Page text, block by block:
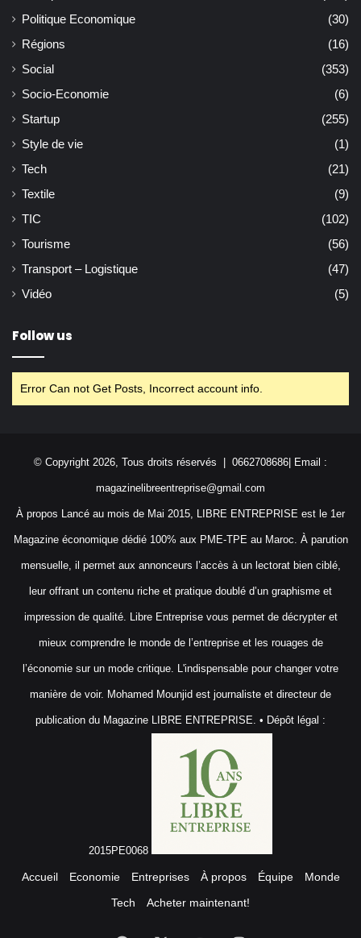
Politique Economique
(30)
Régions
(16)
Social
(353)
Socio-Economie
(6)
Startup
(255)
Style de vie
(1)
Tech
(21)
Textile
(9)
TIC
(102)
Tourisme
(56)
Transport – Logistique
(47)
Vidéo
(5)
Follow us
Error Can not Get Posts, Incorrect account info.
© Copyright 2026, Tous droits réservés | 0662708686| Email :
magazinelibreentreprise@gmail.com
À propos Lancé au mois de Mai 2015, LIBRE ENTREPRISE est le 1er
Magazine économique dédié 100% aux PME-TPE au Maroc. À parution
mensuelle, il permet aux annonceurs l’accès à un lectorat bien ciblé,
leur offrant un contenu riche et pratique doublé d’un graphisme et
impression de qualité. Libre Entreprise vous permet de décrypter et
mieux comprendre le monde de l’entreprise et les rouages de
l’économie sur un mode critique. L'indispensable pour changer votre
manière de voir. Mohamed Mounjid est journaliste et directeur de
publication du Magazine LIBRE ENTREPRISE. • Dépôt légal :
2015PE0068
Accueil Economie Entreprises À propos Équipe
Monde
Tech
Acheter maintenant!